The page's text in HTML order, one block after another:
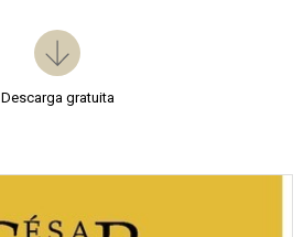
Descarga gratuita